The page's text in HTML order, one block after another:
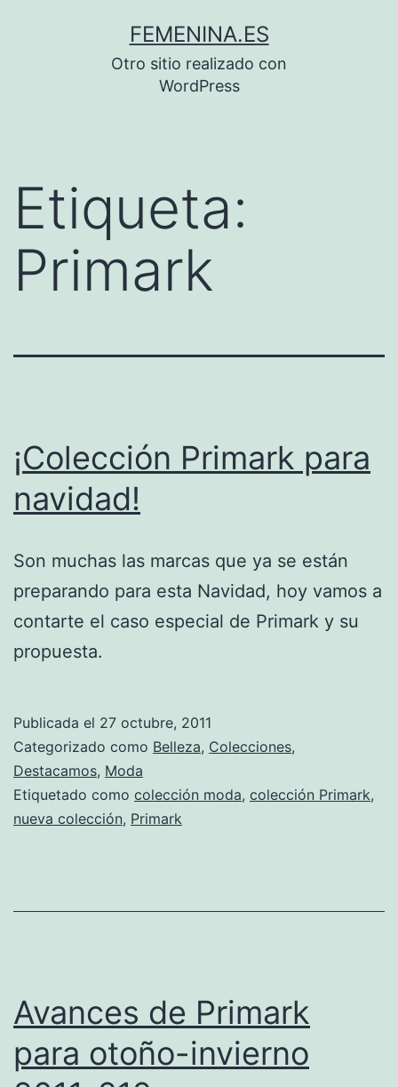
FEMENINA.ES
Otro sitio realizado con
WordPress
Etiqueta:
Primark
¡Colección Primark para
navidad!
Son muchas las marcas que ya se están
preparando para esta Navidad, hoy vamos a
contarte el caso especial de Primark y su
propuesta.
Publicada el 27 octubre, 2011
Categorizado como Belleza, Colecciones,
Destacamos, Moda
Etiquetado como colección moda, colección Primark,
nueva colección, Primark
Avances de Primark
para otoño-invierno